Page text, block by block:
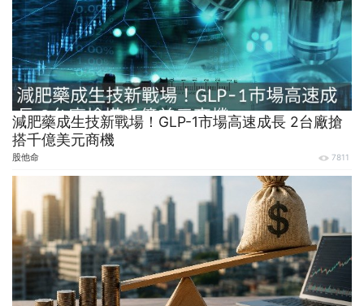
減肥藥成生技新戰場！GLP-1市場高速成長 2台廠搶
搭千億美元商機
股他命 7811